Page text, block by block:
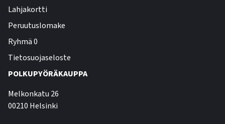
Lahjakortti
Peruutuslomake
Ryhmä 0
Tietosuojaseloste
POLKUPYÖRÄKAUPPA
Melkonkatu 26
00210 Helsinki